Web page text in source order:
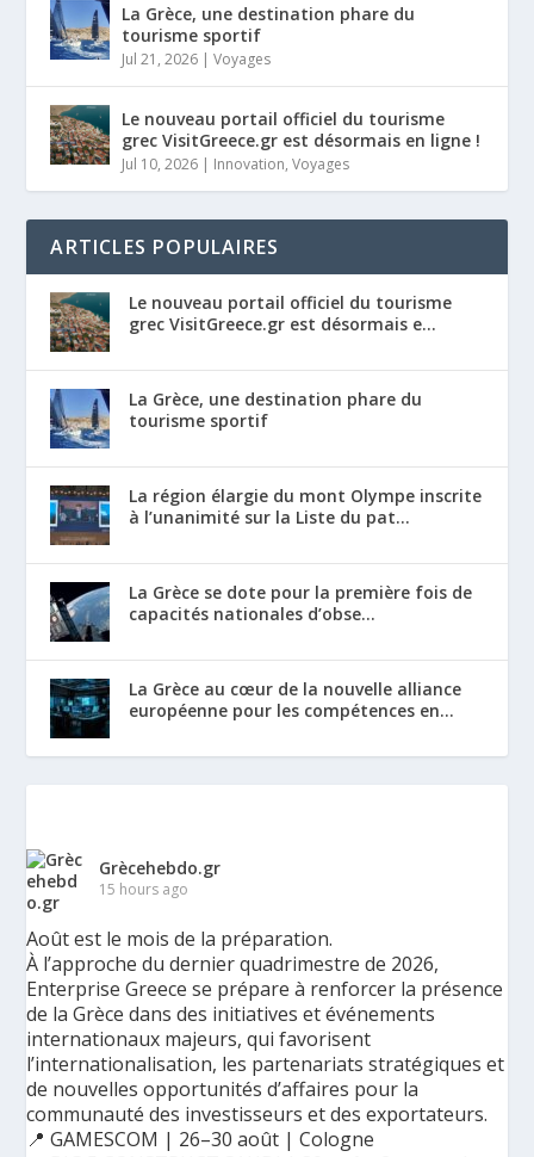
La Grèce, une destination phare du
tourisme sportif
Jul 21, 2026 |Voyages
Le nouveau portail officiel du tourisme
grec VisitGreece.gr est désormais en ligne !
Jul 10, 2026 | Innovation,Voyages
ARTICLES POPULAIRES
Le nouveau portail officiel du tourisme
grec VisitGreece.gr est désormais e...
La Grèce, une destination phare du
tourisme sportif
La région élargie du mont Olympe inscrite
à l’unanimité sur la Liste du pat...
La Grèce se dote pour la première fois de
capacités nationales d’obse...
La Grèce au cœur de la nouvelle alliance
européenne pour les compétences en...
Grècehebdo.gr
15 hours ago
Août est le mois de la préparation.
À l’approche du dernier quadrimestre de 2026,
Enterprise Greece se prépare à renforcer la présence
de la Grèce dans des initiatives et événements
internationaux majeurs, qui favorisent
l’internationalisation, les partenariats stratégiques et
de nouvelles opportunités d’affaires pour la
communauté des investisseurs et des exportateurs.
📍 GAMESCOM | 26–30 août | Cologne